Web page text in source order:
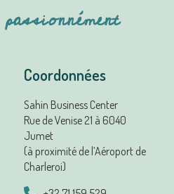
Coordonnées
Sahin Business Center
Rue de Venise 21 à 6040
Jumet
(à proximité de l’Aéroport de
Charleroi)